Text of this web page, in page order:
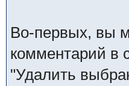
Во-первых, вы
комментарий в
"Удалить